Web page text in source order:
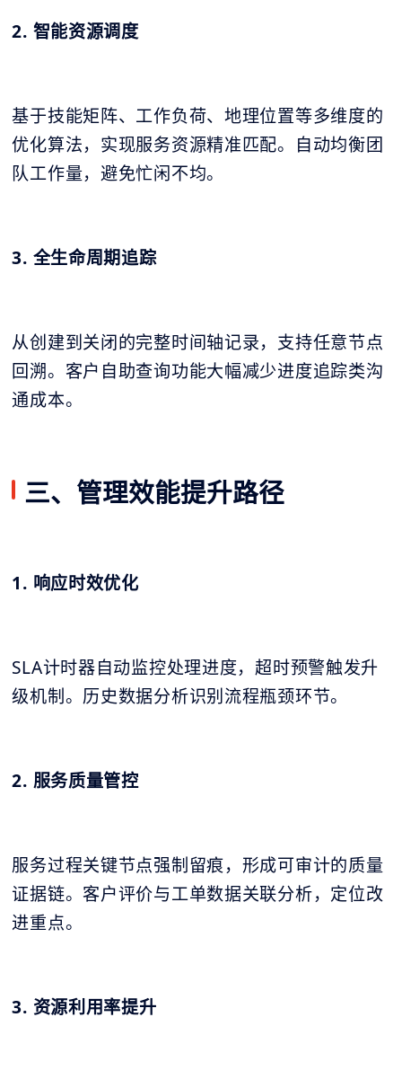
2. 智能资源调度
基于技能矩阵、工作负荷、地理位置等多维度的
优化算法，实现服务资源精准匹配。自动均衡团
队工作量，避免忙闲不均。
3. 全生命周期追踪
从创建到关闭的完整时间轴记录，支持任意节点
回溯。客户自助查询功能大幅减少进度追踪类沟
通成本。
三、管理效能提升路径
1. 响应时效优化
SLA计时器自动监控处理进度，超时预警触发升
级机制。历史数据分析识别流程瓶颈环节。
2. 服务质量管控
服务过程关键节点强制留痕，形成可审计的质量
证据链。客户评价与工单数据关联分析，定位改
进重点。
3. 资源利用率提升